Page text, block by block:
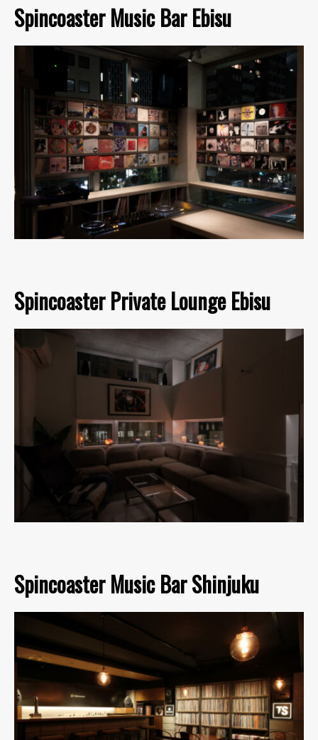
Spincoaster Music Bar Ebisu
Spincoaster Private Lounge Ebisu
Spincoaster Music Bar Shinjuku